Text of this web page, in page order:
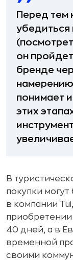
Перед тем
убедиться
он
бренде
намерению
понимает
этих
В
покупки
в компании
40 дней, а в
временной
своими